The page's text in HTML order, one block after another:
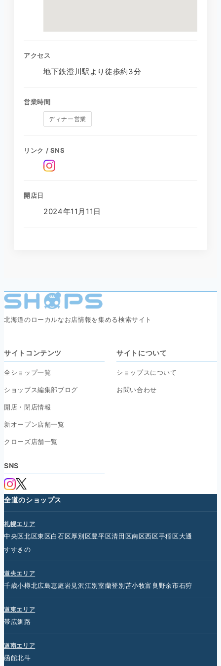
アクセス
地下鉄澄川駅より徒歩約3分
営業時間
ディナー営業
リンク / SNS
開店日
2024年11月11日
北海道のローカルなお店情報を集める検索サイト
サイトコンテンツ
全ショップ一覧
ショップス編集部ブログ
開店・閉店情報
新オープン店舗一覧
クローズ店舗一覧
サイトについて
ショップスについて
お問い合わせ
SNS
全道のショップス
札幌エリア
中央区北区東区白石区厚別区豊平区清田区南区西区手稲区大通
すすきの
道央エリア
千歳小樽北広島恵庭岩見沢江別室蘭登別苫小牧富良野余市石狩
道東エリア
帯広釧路
道南エリア
函館北斗